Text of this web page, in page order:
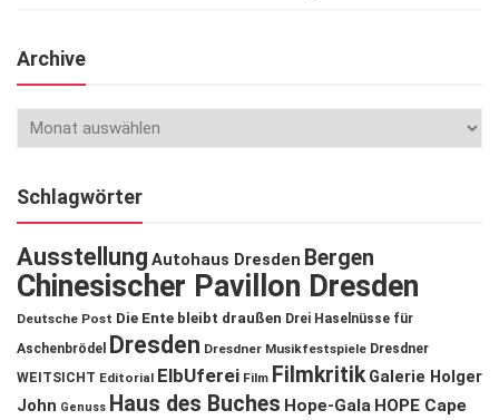
Archive
Schlagwörter
Ausstellung Autohaus Dresden Bergen
Chinesischer Pavillon Dresden
Deutsche Post Die Ente bleibt draußen Drei Haselnüsse für
Aschenbrödel
Dresden Dresdner Musikfestspiele Dresdner
WEITSICHT Editorial ElbUferei Film Filmkritik Galerie Holger
John Genuss Haus des Buches Hope-Gala HOPE Cape